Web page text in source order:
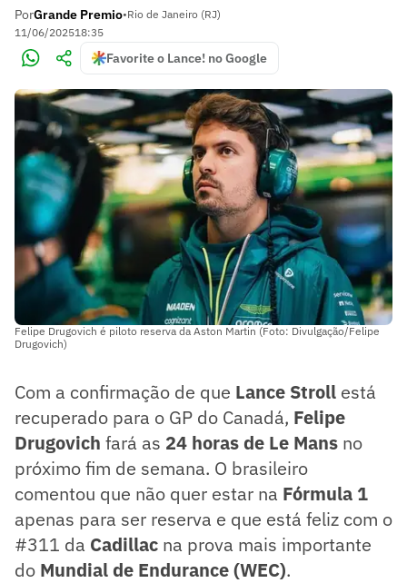
PorGrande Premio•Rio de Janeiro (RJ)
11/06/202518:35
Favorite o Lance! no Google
Felipe Drugovich é piloto reserva da Aston Martin (Foto: Divulgação/Felipe
Drugovich)
Com a confirmação de que Lance Stroll está
recuperado para o GP do Canadá, Felipe
Drugovich fará as 24 horas de Le Mans no
próximo fim de semana. O brasileiro
comentou que não quer estar na Fórmula 1
apenas para ser reserva e que está feliz com o
#311 da Cadillac na prova mais importante
do Mundial de Endurance (WEC).